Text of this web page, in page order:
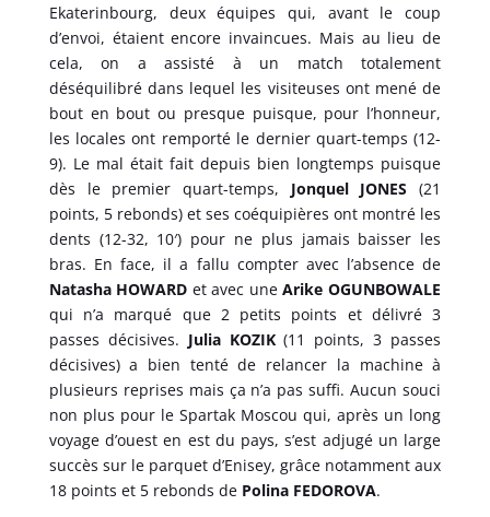
Ekaterinbourg, deux équipes qui, avant le coup
d’envoi, étaient encore invaincues. Mais au lieu de
cela, on a assisté à un match totalement
déséquilibré dans lequel les visiteuses ont mené de
bout en bout ou presque puisque, pour l’honneur,
les locales ont remporté le dernier quart-temps (12-
9). Le mal était fait depuis bien longtemps puisque
dès le premier quart-temps, Jonquel JONES (21
points, 5 rebonds) et ses coéquipières ont montré les
dents (12-32, 10′) pour ne plus jamais baisser les
bras. En face, il a fallu compter avec l’absence de
Natasha HOWARD et avec uneArike OGUNBOWALE
qui n’a marqué que 2 petits points et délivré 3
passes décisives. Julia KOZIK(11 points, 3 passes
décisives) a bien tenté de relancer la machine à
plusieurs reprises mais ça n’a pas suffi. Aucun souci
non plus pour le Spartak Moscou qui, après un long
voyage d’ouest en est du pays, s’est adjugé un large
succès sur le parquet d’Enisey, grâce notamment aux
18 points et 5 rebonds de Polina FEDOROVA.